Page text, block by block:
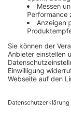
Haufe Group
Impressum AGB